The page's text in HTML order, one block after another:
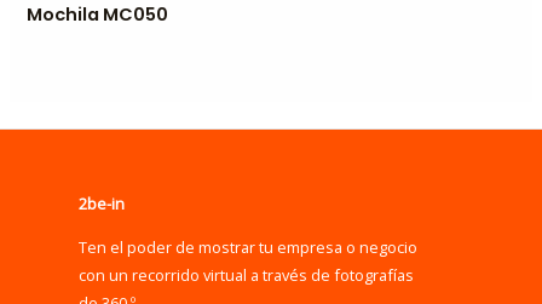
Mochila MC050
2be-in
Ten el poder de mostrar tu empresa o negocio
con un recorrido virtual a través de fotografías